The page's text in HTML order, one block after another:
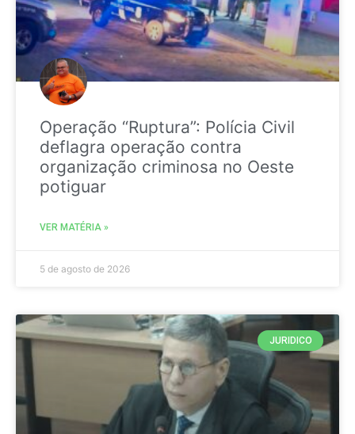
Operação “Ruptura”: Polícia Civil
deflagra operação contra
organização criminosa no Oeste
potiguar
VER MATÉRIA »
5 de agosto de 2026
JURIDICO